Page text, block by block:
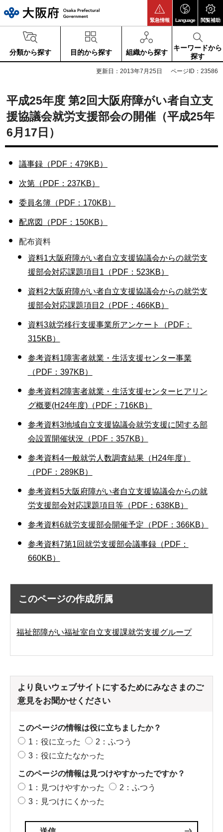
緊急情報 Language 閲覧補助
分類から探す 目的から探す 組織から探す
キーワードから
探す
更新日：2013年7月25日 ページID：23586
平成25年度 第2回大阪府障がい者自立支
援協議会就労支援部会の開催（平成25年
6月17日）
議事録（PDF：479KB）
次第（PDF：237KB）
委員名簿（PDF：170KB）
配席図（PDF：150KB）
配布資料
資料1大阪府障がい者自立支援協議会からの就労支
援部会対応課題項目1（PDF：523KB）
資料2大阪府障がい者自立支援協議会からの就労支
援部会対応課題項目2（PDF：466KB）
資料3就労移行支援事業所アンケート（PDF：
315KB）
参考資料1障害者就業・生活支援センター事業
（PDF：397KB）
参考資料2障害者就業・生活支援センターヒアリン
グ概要(H24年度)（PDF：716KB）
参考資料3地域自立支援協議会就労支援に関する部
会設置開催状況（PDF：357KB）
参考資料4一般就労人数調査結果（H24年度）
（PDF：289KB）
参考資料5大阪府障がい者自立支援協議会からの就
労支援部会対応課題項目等（PDF：638KB）
参考資料6就労支援部会開催予定（PDF：366KB）
参考資料7第1回就労支援部会議事録（PDF：
660KB）
このページの作成所属
福祉部障がい福祉室自立支援課就労支援グループ
より良いウェブサイトにするためにみなさまのご
意見をお聞かせください
このページの情報は役に立ちましたか？
1：役に立った
2：ふつう
3：役に立たなかった
このページの情報は見つけやすかったですか？
1：見つけやすかった
2：ふつう
3：見つけにくかった